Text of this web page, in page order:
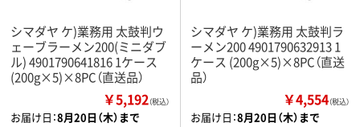
シマダヤ ケ)業務用 太鼓判ウ
ェーブラーメン200(ミニダブ
ル) 4901790641816 1ケース
(200g×5)×8PC（直送品）
￥5,192（税込）
お届け日：8月20日（木）まで
シマダヤ ケ)業務用 太鼓判ラ
ーメン200 4901790632913 1
ケース (200g×5)×8PC（直送
品）
￥4,554（税込）
お届け日：8月20日（木）まで